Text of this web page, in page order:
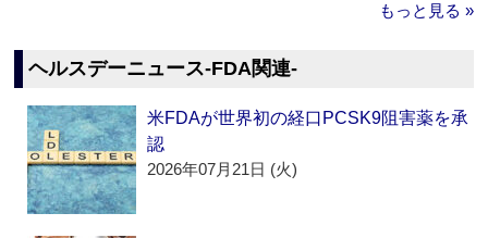
もっと見る »
ヘルスデーニュース‐FDA関連‐
米FDAが世界初の経口PCSK9阻害薬を承
認
2026年07月21日 (火)